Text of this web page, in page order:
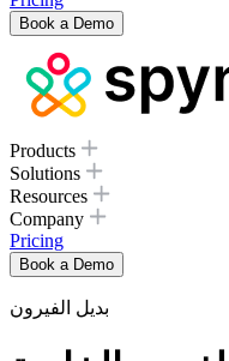
Book a Demo
Products
Solutions
Resources
Company
Pricing
Book a Demo
بديل الفيرون